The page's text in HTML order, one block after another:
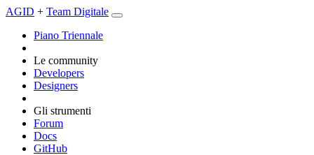
AGID + Team Digitale
Piano Triennale
Le community
Developers
Designers
Gli strumenti
Forum
Docs
GitHub